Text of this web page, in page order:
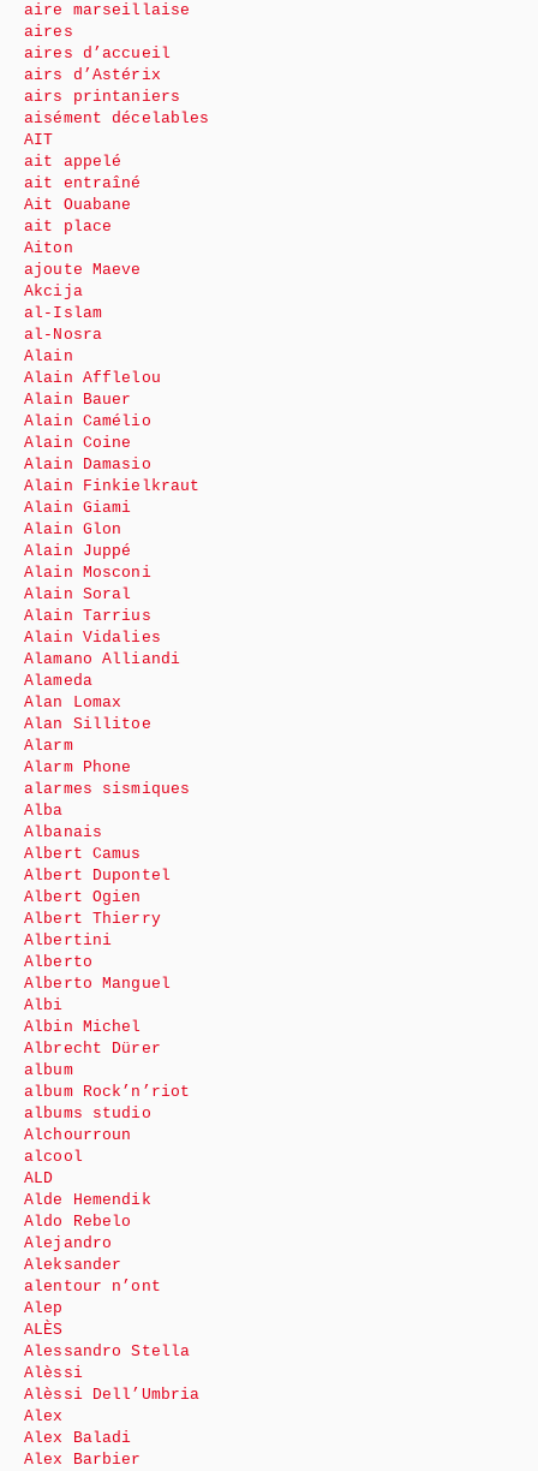
aire marseillaise
aires
aires d’accueil
airs d’Astérix
airs printaniers
aisément décelables
AIT
ait appelé
ait entraîné
Ait Ouabane
ait place
Aiton
ajoute Maeve
Akcija
al-Islam
al-Nosra
Alain
Alain Afflelou
Alain Bauer
Alain Camélio
Alain Coine
Alain Damasio
Alain Finkielkraut
Alain Giami
Alain Glon
Alain Juppé
Alain Mosconi
Alain Soral
Alain Tarrius
Alain Vidalies
Alamano Alliandi
Alameda
Alan Lomax
Alan Sillitoe
Alarm
Alarm Phone
alarmes sismiques
Alba
Albanais
Albert Camus
Albert Dupontel
Albert Ogien
Albert Thierry
Albertini
Alberto
Alberto Manguel
Albi
Albin Michel
Albrecht Dürer
album
album Rock’n’riot
albums studio
Alchourroun
alcool
ALD
Alde Hemendik
Aldo Rebelo
Alejandro
Aleksander
alentour n’ont
Alep
ALÈS
Alessandro Stella
Alèssi
Alèssi Dell’Umbria
Alex
Alex Baladi
Alex Barbier